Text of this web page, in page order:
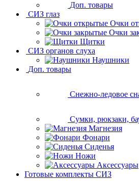
Доп. товары
СИЗ глаз
Очки
Очки
Щитки
СИЗ органов слуха
Наушники
Доп. товары
Снежно-ледовое
Сумки, рюкзаки,
Магнезия
Фонари
Сиденья
Ножи
Аксессуары
Готовые комплекты СИЗ